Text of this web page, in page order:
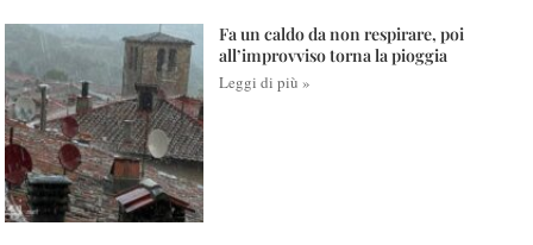
Fa un caldo da non respirare, poi
all’improvviso torna la pioggia
Leggi di più »